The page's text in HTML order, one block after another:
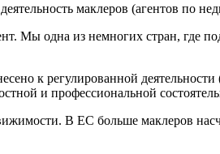
маклеров (агентов по
Мы одна из немногих стран, где
к регулированной
и профессиональной
В ЕС больше маклеров